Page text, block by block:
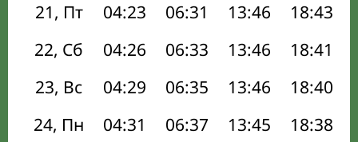
21, Пт
04:23 06:31 13:46 18:43
22, Сб
04:26 06:33 13:46 18:41
23, Вс
04:29 06:35 13:46 18:40
24, Пн
04:31 06:37 13:45 18:38